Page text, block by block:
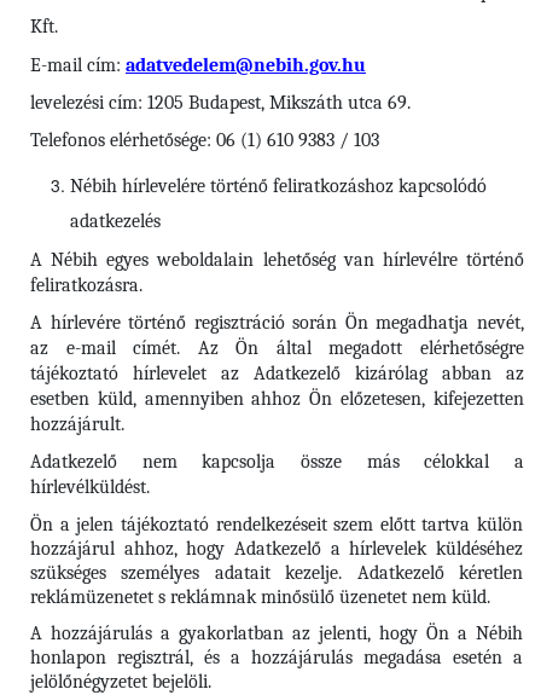
Kft.
E-mail cím: adatvedelem@nebih.gov.hu
levelezési cím: 1205 Budapest, Mikszáth utca 69.
Telefonos elérhetősége: 06 (1) 610 9383 / 103
Nébih hírlevelére történő feliratkozáshoz kapcsolódó
adatkezelés
A Nébih egyes weboldalain lehetőség van hírlevélre történő
feliratkozásra.
A hírlevére történő regisztráció során Ön megadhatja nevét,
az e-mail címét. Az Ön által megadott elérhetőségre
tájékoztató hírlevelet az Adatkezelő kizárólag abban az
esetben küld, amennyiben ahhoz Ön előzetesen, kifejezetten
hozzájárult.
Adatkezelő nem kapcsolja össze más célokkal a
hírlevélküldést.
Ön a jelen tájékoztató rendelkezéseit szem előtt tartva külön
hozzájárul ahhoz, hogy Adatkezelő a hírlevelek küldéséhez
szükséges személyes adatait kezelje. Adatkezelő kéretlen
reklámüzenetet s reklámnak minősülő üzenetet nem küld.
A hozzájárulás a gyakorlatban az jelenti, hogy Ön a Nébih
honlapon regisztrál, és a hozzájárulás megadása esetén a
jelölőnégyzetet bejelöli.